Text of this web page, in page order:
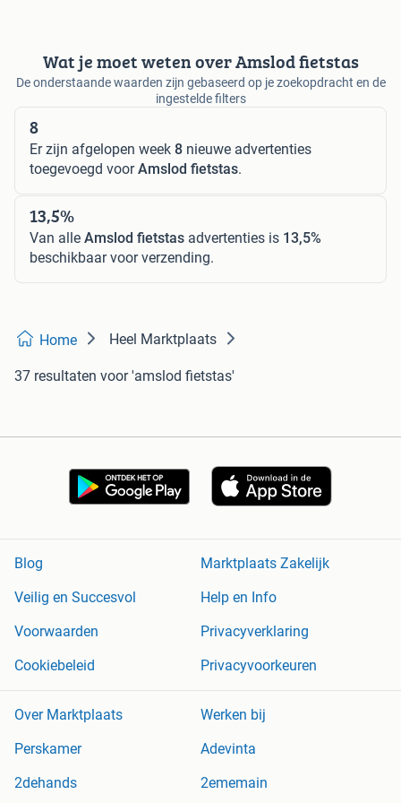
Wat je moet weten over Amslod fietstas
De onderstaande waarden zijn gebaseerd op je zoekopdracht en de
ingestelde filters
8
Er zijn afgelopen week 8 nieuwe advertenties
toegevoegd voorAmslod fietstas.
13,5%
Van alle Amslod fietstas advertenties is 13,5%
beschikbaar voor verzending.
Home Heel Marktplaats
37 resultaten voor 'amslod fietstas'
Blog
Marktplaats Zakelijk
Veilig en Succesvol
Help en Info
Voorwaarden
Privacyverklaring
Cookiebeleid
Privacyvoorkeuren
Over Marktplaats
Werken bij
Perskamer
Adevinta
2dehands
2ememain